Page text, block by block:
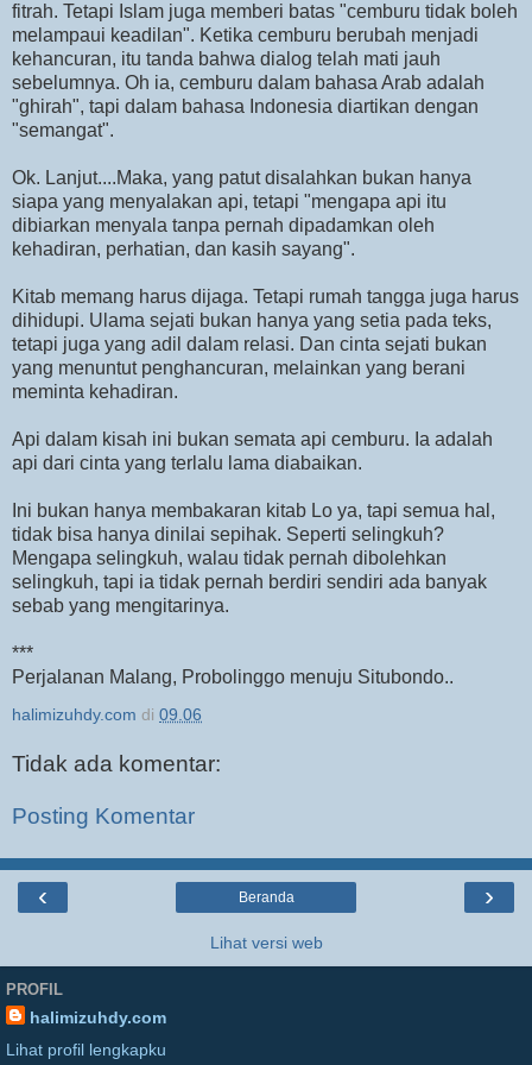
fitrah. Tetapi Islam juga memberi batas "cemburu tidak boleh
melampaui keadilan". Ketika cemburu berubah menjadi
kehancuran, itu tanda bahwa dialog telah mati jauh
sebelumnya. Oh ia, cemburu dalam bahasa Arab adalah
"ghirah", tapi dalam bahasa Indonesia diartikan dengan
"semangat".
Ok. Lanjut....Maka, yang patut disalahkan bukan hanya
siapa yang menyalakan api, tetapi "mengapa api itu
dibiarkan menyala tanpa pernah dipadamkan oleh
kehadiran, perhatian, dan kasih sayang".
Kitab memang harus dijaga. Tetapi rumah tangga juga harus
dihidupi. Ulama sejati bukan hanya yang setia pada teks,
tetapi juga yang adil dalam relasi. Dan cinta sejati bukan
yang menuntut penghancuran, melainkan yang berani
meminta kehadiran.
Api dalam kisah ini bukan semata api cemburu. Ia adalah
api dari cinta yang terlalu lama diabaikan.
Ini bukan hanya membakaran kitab Lo ya, tapi semua hal,
tidak bisa hanya dinilai sepihak. Seperti selingkuh?
Mengapa selingkuh, walau tidak pernah dibolehkan
selingkuh, tapi ia tidak pernah berdiri sendiri ada banyak
sebab yang mengitarinya.
***
Perjalanan Malang, Probolinggo menuju Situbondo..
halimizuhdy.com di 09.06
Tidak ada komentar:
Posting Komentar
‹ ›
Beranda
Lihat versi web
PROFIL
halimizuhdy.com
Lihat profil lengkapku